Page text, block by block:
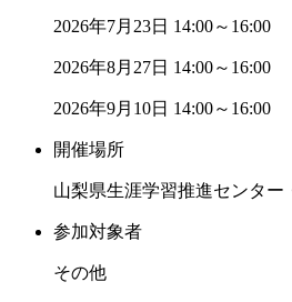
2026年7月23日 14:00～16:00
2026年8月27日 14:00～16:00
2026年9月10日 14:00～16:00
開催場所
山梨県生涯学習推進センター
参加対象者
その他